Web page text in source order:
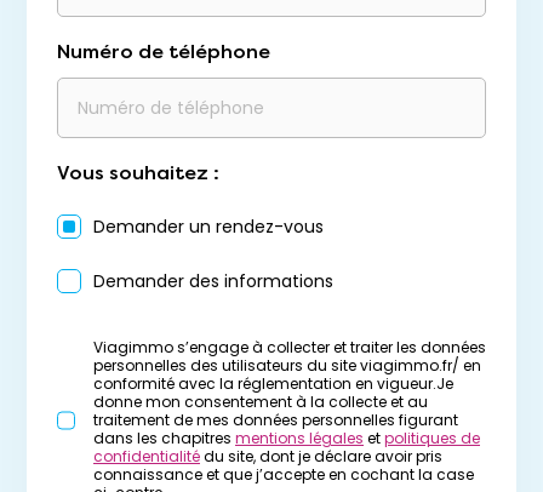
Numéro de téléphone
Vous souhaitez :
Demander un rendez-vous
Demander des informations
Viagimmo s’engage à collecter et traiter les données
personnelles des utilisateurs du site viagimmo.fr/ en
conformité avec la réglementation en vigueur.Je
donne mon consentement à la collecte et au
traitement de mes données personnelles figurant
dans les chapitres mentions légales etpolitiques de
confidentialitédu site, dont je déclare avoir pris
connaissance et que j’accepte en cochant la case